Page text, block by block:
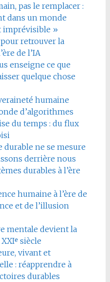
pas le remplacer :
dans un monde
imprévisible »
retrouver la
de l’IA
enseigne ce que
quelque chose
humaine
d’algorithmes
du temps : du flux
durable ne se mesure
derrière nous
durables à l’ère
humaine à l’ère de
et de l’illusion
mentale devient la
siècle
vivant et
: réapprendre à
durables